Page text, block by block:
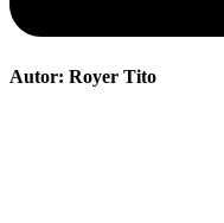
Autor: Royer Tito